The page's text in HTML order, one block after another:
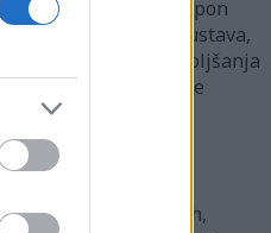
nudi širok raspon
sustava,
učinkovit način poboljšanja
različite potrebe
kasnih 1990-ih,